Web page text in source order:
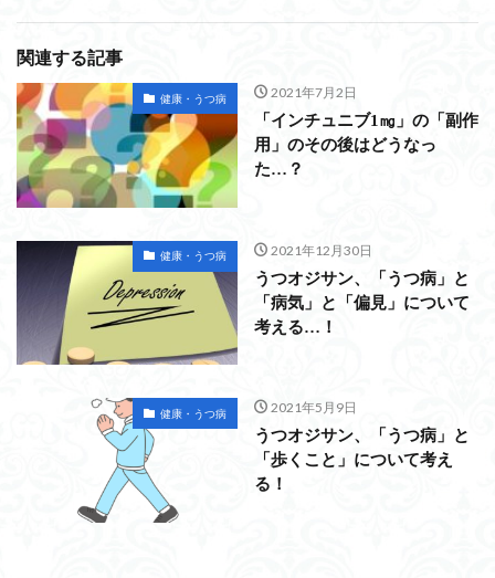
関連する記事
健康・うつ病 2021年7月2日
「インチュニブ1㎎」の「副作
用」のその後はどうなっ
た…？
健康・うつ病 2021年12月30日
うつオジサン、「うつ病」と
「病気」と「偏見」について
考える…！
健康・うつ病 2021年5月9日
うつオジサン、「うつ病」と
「歩くこと」について考え
る！